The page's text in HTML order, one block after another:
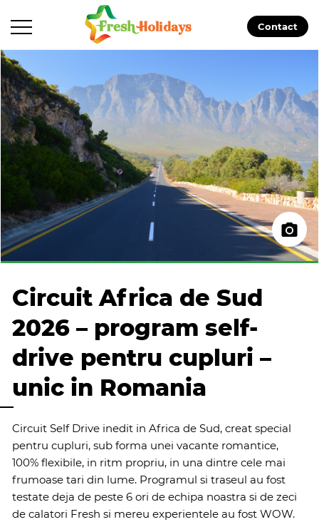
Contact
Circuit Africa de Sud
2026 – program self-
drive pentru cupluri –
unic in Romania
Circuit Self Drive inedit in Africa de Sud, creat special
pentru cupluri, sub forma unei vacante romantice,
100% flexibile, in ritm propriu, in una dintre cele mai
frumoase tari din lume. Programul si traseul au fost
testate deja de peste 6 ori de echipa noastra si de zeci
de calatori Fresh si mereu experientele au fost WOW.